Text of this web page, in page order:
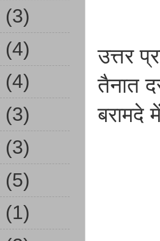
उत्तर
तैनात
बरामदे
(3)
(4)
(4)
(3)
(3)
(5)
(1)